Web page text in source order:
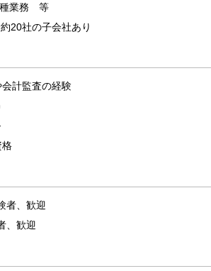
種業務 等
20社の子会社あり
計監査の経験
格
者、歓迎
、歓迎